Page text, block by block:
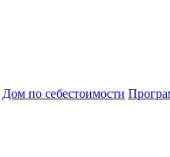
Дом по себестоимости